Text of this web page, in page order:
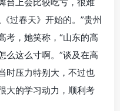
过春天》开始的。”贵州
考，她笑称，“山东的高
么这么寸啊。”谈及在高
时压力特别大，不过也
大的学习动力，顺利考